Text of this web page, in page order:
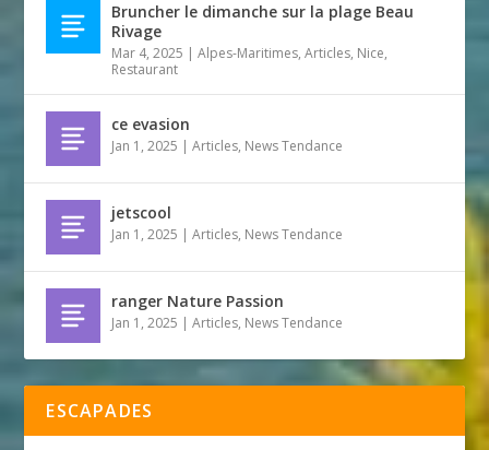
Bruncher le dimanche sur la plage Beau
Rivage
Mar 4, 2025 |Alpes-Maritimes,Articles, Nice,
Restaurant
ce evasion
Jan 1, 2025 |Articles, News Tendance
jetscool
Jan 1, 2025 |Articles, News Tendance
ranger Nature Passion
Jan 1, 2025 |Articles, News Tendance
ESCAPADES